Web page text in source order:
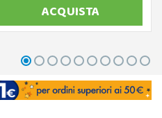
ACQUISTA